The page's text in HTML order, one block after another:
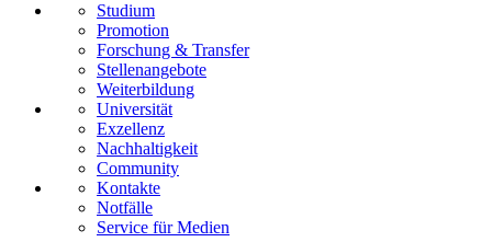
Studium
Promotion
Forschung & Transfer
Stellenangebote
Weiterbildung
Universität
Exzellenz
Nachhaltigkeit
Community
Kontakte
Notfälle
Service für Medien